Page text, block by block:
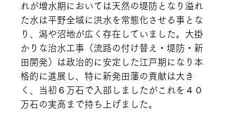
れが増水期においては天然の堤防となり溢れ
た水は平野全域に洪水を常態化させる事とな
り、潟や沼地が広く存在していました。大掛
かりな治水工事（流路の付け替え・堤防・新
田開発）は政治的に安定した江戸期になり本
格的に進展し、特に新発田藩の貢献は大き
く、当初６万石で入部しましたがこれを４０
万石の実高まで持ち上げました。